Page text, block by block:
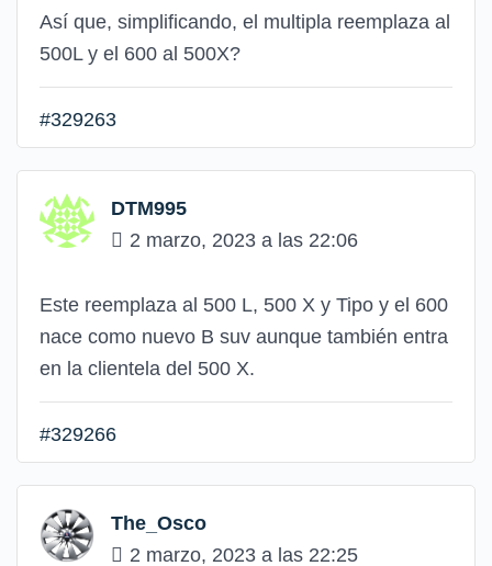
Así que, simplificando, el multipla reemplaza al
500L y el 600 al 500X?
#329263
DTM995
2 marzo, 2023 a las 22:06
Este reemplaza al 500 L, 500 X y Tipo y el 600
nace como nuevo B suv aunque también entra
en la clientela del 500 X.
#329266
The_Osco
2 marzo, 2023 a las 22:25